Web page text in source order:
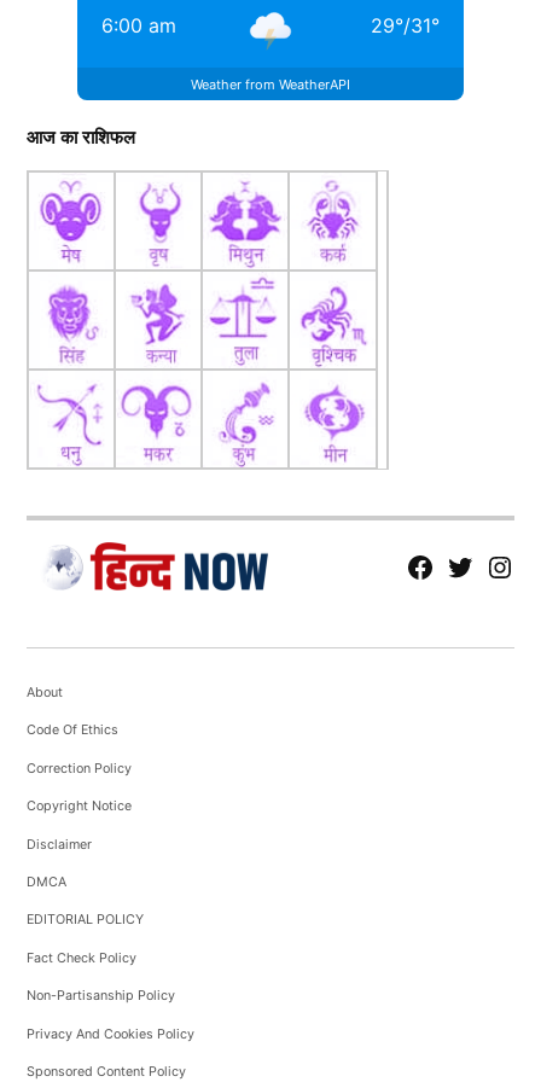
6:00 am 29°/31°
Weather from WeatherAPI
आज का राशिफल
fb Tw tw
About
Code Of Ethics
Correction Policy
Copyright Notice
Disclaimer
DMCA
EDITORIAL POLICY
Fact Check Policy
Non-Partisanship Policy
Privacy And Cookies Policy
Sponsored Content Policy